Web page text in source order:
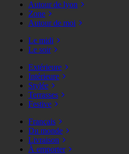
Autour de lyon
Zone
Autour de moi
Le midi
Le soir
Extérieure
Intérieure
Stylée
Terrasses
Festive
Français
Du monde
Livraison
À emporter